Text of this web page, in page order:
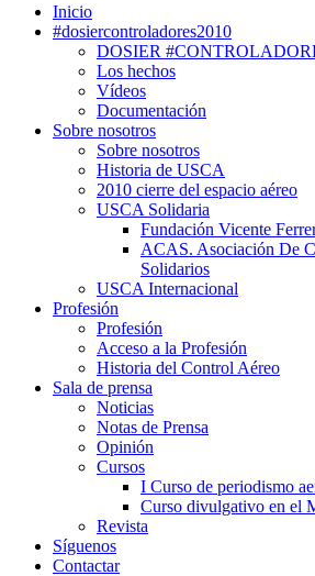
Inicio
#dosiercontroladores2010
DOSIER
Los hechos
Vídeos
Documentación
Sobre nosotros
Sobre nosotros
Historia de USCA
2010 cierre del espacio aéreo
USCA Solidaria
Fundación Vicente
ACAS. Asociación De
Solidarios
USCA Internacional
Profesión
Profesión
Acceso a la Profesión
Historia del Control Aéreo
Sala de prensa
Noticias
Notas de Prensa
Opinión
Cursos
I Curso de periodismo
Curso divulgativo en el
Revista
Síguenos
Contactar